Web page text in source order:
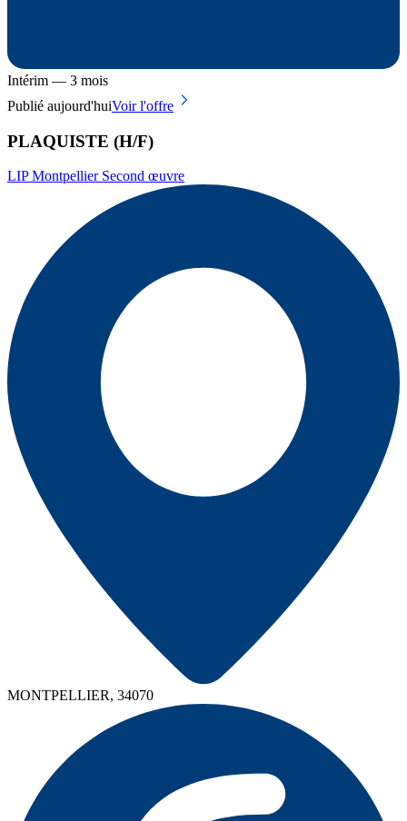
Intérim — 3 mois
Publié aujourd'huiVoir l'offre
PLAQUISTE (H/F)
LIP Montpellier Second œuvre
MONTPELLIER, 34070